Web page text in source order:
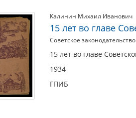
Калинин Михаил Иванович
15 лет во главе
Советское законодательство
15 лет во главе
1934
ГПИБ